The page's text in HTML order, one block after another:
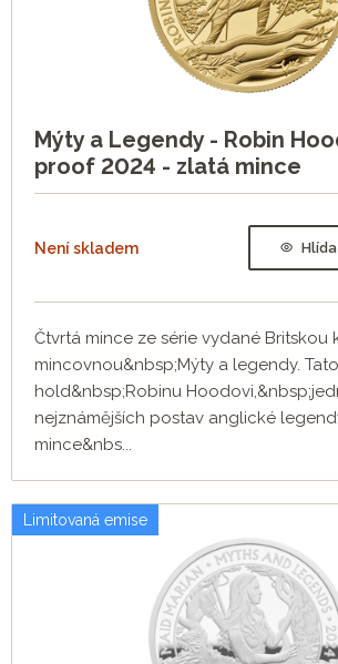
Mýty a Legendy - Robin
proof 2024 - zlatá mince
Není skladem
Čtvrtá mince ze série vydané Britskou
mincovnou&nbsp;Mýty a legendy.
hold&nbsp;Robinu
nejznámějších postav anglické
mince&nbs...
Limitovaná emise